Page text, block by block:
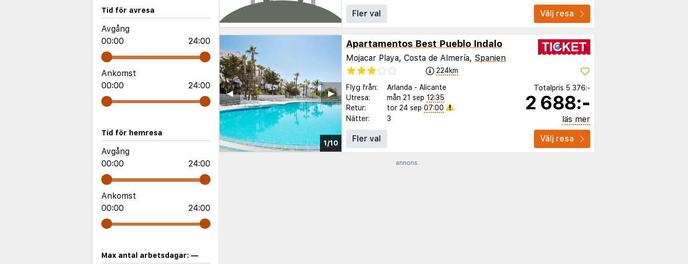
Tid för avresa
Avgång
00:00
24:00
Ankomst
00:00
24:00
Tid för hemresa
Avgång
00:00
24:00
Ankomst
00:00
24:00
Max antal arbetsdagar: —
Fler val
Välj resa
1/10
▶︎
◀︎
Apartamentos Best Pueblo Indalo
Mojacar Playa, Costa de Almería, Spanien
224km
Flyg från: Arlanda - Alicante
Utresa:
mån 21 sep 12:35
Retur:
tor 24 sep 07:00
Nätter:
3
Totalpris 5 376:-
2 688:-
läs mer
Fler val
Välj resa
annons